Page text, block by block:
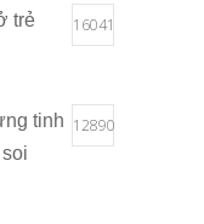
trẻ
16041
tinh 12890